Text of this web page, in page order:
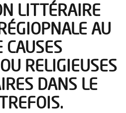
LITTÉRAIRE
AU
CAUSES
RELIGIEUSES
DANS LE